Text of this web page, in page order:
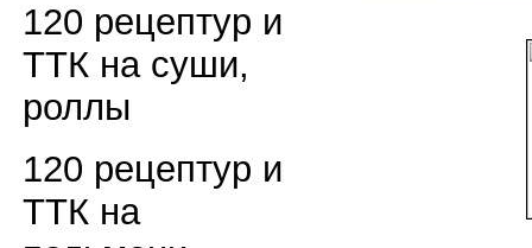
120 рецептур и
ТТК на суши,
роллы
120 рецептур и
ТТК на